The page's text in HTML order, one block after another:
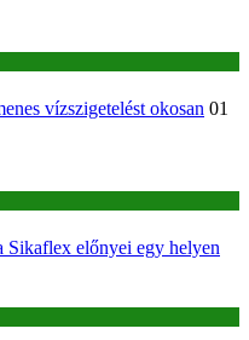
vízszigetelést okosan 01
Sikaflex előnyei egy helyen